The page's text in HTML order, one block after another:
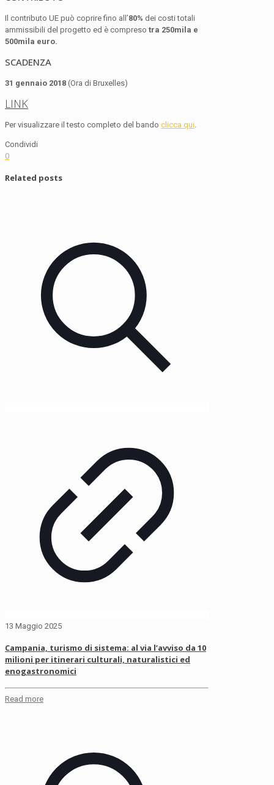
Il contributo UE può coprire fino all’80% dei costi totali
ammissibili del progetto ed è compreso tra 250mila e
500mila euro.
SCADENZA
31 gennaio 2018 (Ora di Bruxelles)
LINK
Per visualizzare il testo completo del bando clicca qui.
Condividi
0
Related posts
13 Maggio 2025
Campania, turismo di sistema: al via l’avviso da 10
milioni per itinerari culturali, naturalistici ed
enogastronomici
Read more